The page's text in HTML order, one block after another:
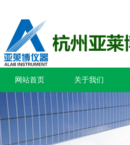
网站首页 关于我们